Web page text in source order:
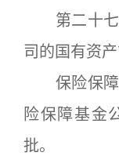
第二十七
司的国有资
保险保障
险保障基金
批。